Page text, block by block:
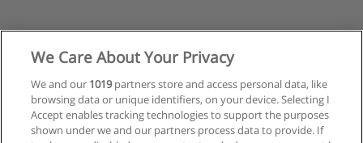
We Care About Your Privacy
We and our 1019partners store and access personal data, like
browsing data or unique identifiers, on your device. Selecting I
Accept enables tracking technologies to support the purposes
shown under we and our partners process data to provide. If